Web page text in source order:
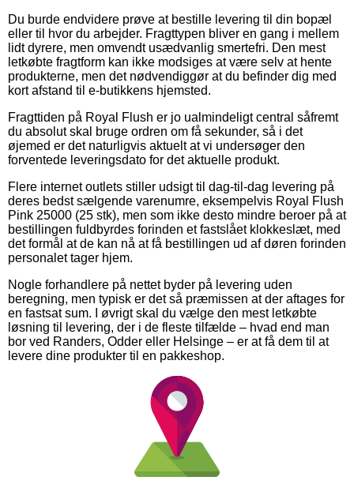
Du burde endvidere prøve at bestille levering til din bopæl
eller til hvor du arbejder. Fragttypen bliver en gang i mellem
lidt dyrere, men omvendt usædvanlig smertefri. Den mest
letkøbte fragtform kan ikke modsiges at være selv at hente
produkterne, men det nødvendiggør at du befinder dig med
kort afstand til e-butikkens hjemsted.
Fragttiden på Royal Flush er jo ualmindeligt central såfremt
du absolut skal bruge ordren om få sekunder, så i det
øjemed er det naturligvis aktuelt at vi undersøger den
forventede leveringsdato for det aktuelle produkt.
Flere internet outlets stiller udsigt til dag-til-dag levering på
deres bedst sælgende varenumre, eksempelvis Royal Flush
Pink 25000 (25 stk), men som ikke desto mindre beroer på at
bestillingen fuldbyrdes forinden et fastslået klokkeslæt, med
det formål at de kan nå at få bestillingen ud af døren forinden
personalet tager hjem.
Nogle forhandlere på nettet byder på levering uden
beregning, men typisk er det så præmissen at der aftages for
en fastsat sum. I øvrigt skal du vælge den mest letkøbte
løsning til levering, der i de fleste tilfælde – hvad end man
bor ved Randers, Odder eller Helsinge – er at få dem til at
levere dine produkter til en pakkeshop.